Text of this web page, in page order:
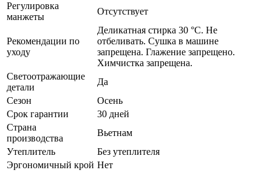
Регулировка
манжеты
Отсутствует
Рекомендации по
уходу
Деликатная стирка 30 °C. Не
отбеливать. Сушка в машине
запрещена. Глажение запрещено.
Химчистка запрещена.
Светоотражающие
детали
Да
Сезон
Осень
Срок гарантии
30 дней
Страна
производства
Вьетнам
Утеплитель
Без утеплителя
Эргономичный крой Нет